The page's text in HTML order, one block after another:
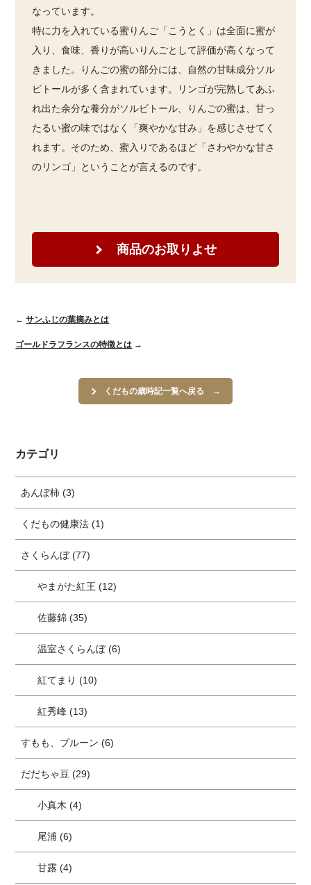
なっています。
特に力を入れている蜜りんご「こうとく」は全面に蜜が
入り、食味、香りが高いりんごとして評価が高くなって
きました。りんごの蜜の部分には、自然の甘味成分ソル
ビトールが多く含まれています。リンゴが完熟してあふ
れ出た余分な養分がソルビトール、りんごの蜜は、甘っ
たるい蜜の味ではなく「爽やかな甘み」を感じさせてく
れます。そのため、蜜入りであるほど「さわやかな甘さ
のリンゴ」ということが言えるのです。
商品のお取りよせ
←サンふじの葉摘みとは
ゴールドラフランスの特徴とは →
くだもの歳時記一覧へ戻る
カテゴリ
あんぽ柿 (3)
くだもの健康法 (1)
さくらんぼ (77)
やまがた紅王 (12)
佐藤錦 (35)
温室さくらんぼ (6)
紅てまり (10)
紅秀峰 (13)
すもも、プルーン (6)
だだちゃ豆 (29)
小真木 (4)
尾浦 (6)
甘露 (4)